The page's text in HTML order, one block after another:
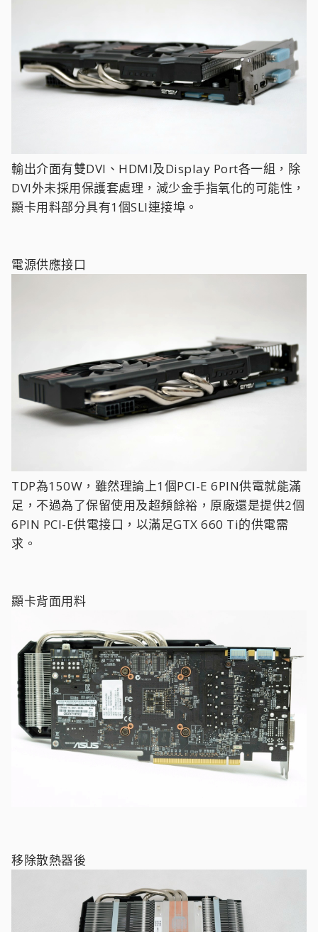
輸出介面有雙DVI、HDMI及Display Port各一組，除
DVI外未採用保護套處理，減少金手指氧化的可能性，
顯卡用料部分具有1個SLI連接埠。
電源供應接口
TDP為150W，雖然理論上1個PCI-E 6PIN供電就能滿
足，不過為了保留使用及超頻餘裕，原廠還是提供2個
6PIN PCI-E供電接口，以滿足GTX 660 Ti的供電需
求。
顯卡背面用料
移除散熱器後